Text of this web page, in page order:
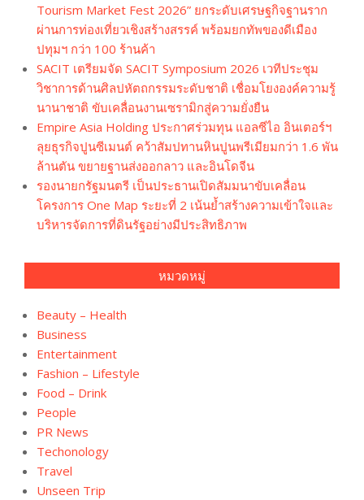
Tourism Market Fest 2026” ยกระดับเศรษฐกิจฐานราก
ผ่านการท่องเที่ยวเชิงสร้างสรรค์ พร้อมยกทัพของดีเมือง
ปทุมฯ กว่า 100 ร้านค้า
SACIT เตรียมจัด SACIT Symposium 2026 เวทีประชุม
วิชาการด้านศิลปหัตถกรรมระดับชาติ เชื่อมโยงองค์ความรู้
นานาชาติ ขับเคลื่อนงานเซรามิกสู่ความยั่งยืน
Empire Asia Holding ประกาศร่วมทุน แอลซีไอ อินเตอร์ฯ
ลุยธุรกิจปูนซีเมนต์ คว้าสัมปทานหินปูนพรีเมียมกว่า 1.6 พัน
ล้านตัน ขยายฐานส่งออกลาว และอินโดจีน
รองนายกรัฐมนตรี เป็นประธานเปิดสัมมนาขับเคลื่อน
โครงการ One Map ระยะที่ 2 เน้นย้ำสร้างความเข้าใจและ
บริหารจัดการที่ดินรัฐอย่างมีประสิทธิภาพ
หมวดหมู่
Beauty – Health
Business
Entertainment
Fashion – Lifestyle
Food – Drink
People
PR News
Techonology
Travel
Unseen Trip